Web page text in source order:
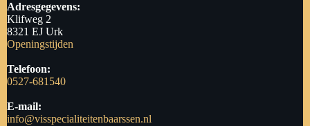
Adresgegevens:
Klifweg 2
8321 EJ Urk
Openingstijden
Telefoon:
0527-681540
E-mail:
info@visspecialiteitenbaarssen.nl